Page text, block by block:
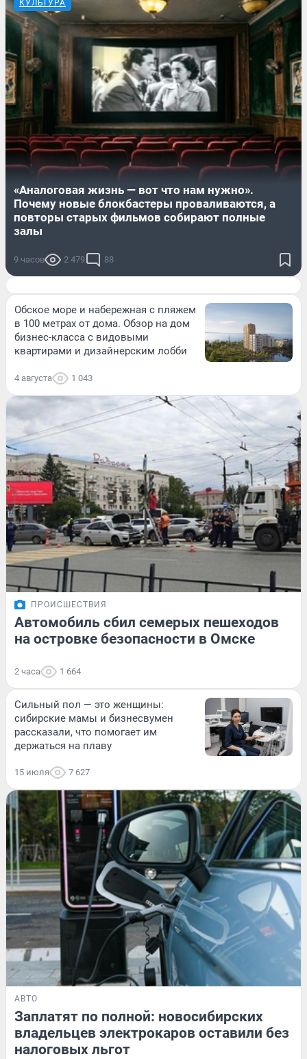
КУЛЬТУРА
«Аналоговая жизнь — вот что нам нужно».
Почему новые блокбастеры проваливаются, а
повторы старых фильмов собирают полные
залы
9 часов 2 479 88
Обское море и набережная с пляжем
в 100 метрах от дома. Обзор на дом
бизнес-класса с видовыми
квартирами и дизайнерским лобби
4 августа 1 043
ПРОИСШЕСТВИЯ
Автомобиль сбил семерых пешеходов
на островке безопасности в Омске
2 часа 1 664
Сильный пол — это женщины:
сибирские мамы и бизнесвумен
рассказали, что помогает им
держаться на плаву
15 июля 7 627
АВТО
Заплатят по полной: новосибирских
владельцев электрокаров оставили без
налоговых льгот